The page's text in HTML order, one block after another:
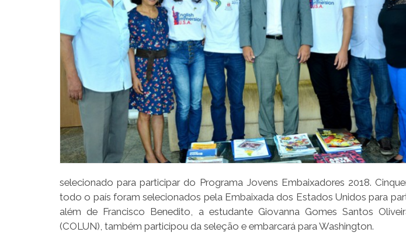
selecionado para participar do Programa Jovens Embaixadores 2018.
todo o país foram selecionados pela Embaixada dos Estados Unidos para
além de Francisco Benedito, a estudante Giovanna Gomes Santos
(COLUN), também participou da seleção e embarcará para Washington.